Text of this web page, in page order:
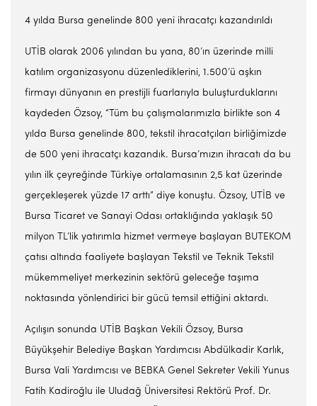
4 yılda Bursa genelinde 800 yeni ihracatçı kazandırıldı
UTİB olarak 2006 yılından bu yana, 80’ın üzerinde milli
katılım organizasyonu düzenlediklerini, 1.500’ü aşkın
firmayı dünyanın en prestijli fuarlarıyla buluşturduklarını
kaydeden Özsoy, “Tüm bu çalışmalarımızla birlikte son 4
yılda Bursa genelinde 800, tekstil ihracatçıları birliğimizde
de 500 yeni ihracatçı kazandık. Bursa’mızın ihracatı da bu
yılın ilk çeyreğinde Türkiye ortalamasının 2,5 kat üzerinde
gerçekleşerek yüzde 17 arttı” diye konuştu. Özsoy, UTİB ve
Bursa Ticaret ve Sanayi Odası ortaklığında yaklaşık 50
milyon TL’lik yatırımla hizmet vermeye başlayan BUTEKOM
çatısı altında faaliyete başlayan Tekstil ve Teknik Tekstil
mükemmeliyet merkezinin sektörü geleceğe taşıma
noktasında yönlendirici bir gücü temsil ettiğini aktardı.
Açılışın sonunda UTİB Başkan Vekili Özsoy, Bursa
Büyükşehir Belediye Başkan Yardımcısı Abdülkadir Karlık,
Bursa Vali Yardımcısı ve BEBKA Genel Sekreter Vekili Yunus
Fatih Kadiroğlu ile Uludağ Üniversitesi Rektörü Prof. Dr.